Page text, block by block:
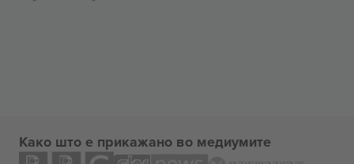
Како што е прикажано во медиумите